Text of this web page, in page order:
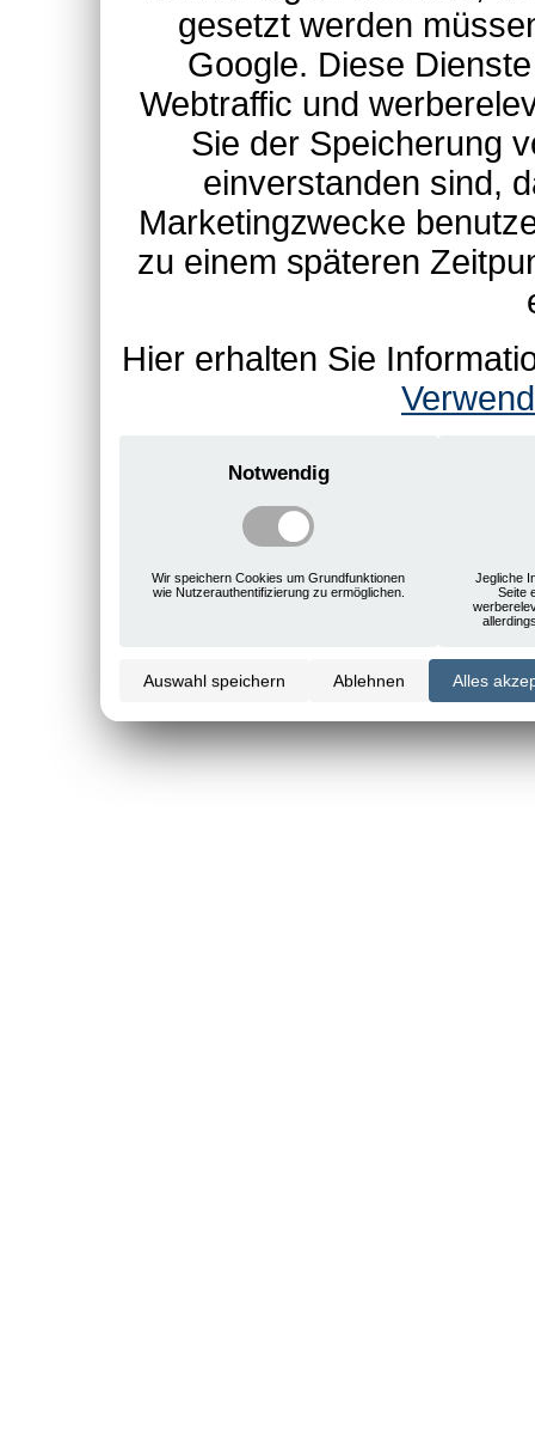
gesetzt werden
Google. Diese
Webtraffic und
Sie der Speicherung
einverstanden sind,
Marketingzwecke
zu einem späteren
Hier erhalten Sie
Notwendig
Wir speichern Cookies um Grundfunktionen
wie Nutzerauthentifizierung zu ermöglichen.
Jegliche
Seite
Auswahl speichern Ablehnen Alles